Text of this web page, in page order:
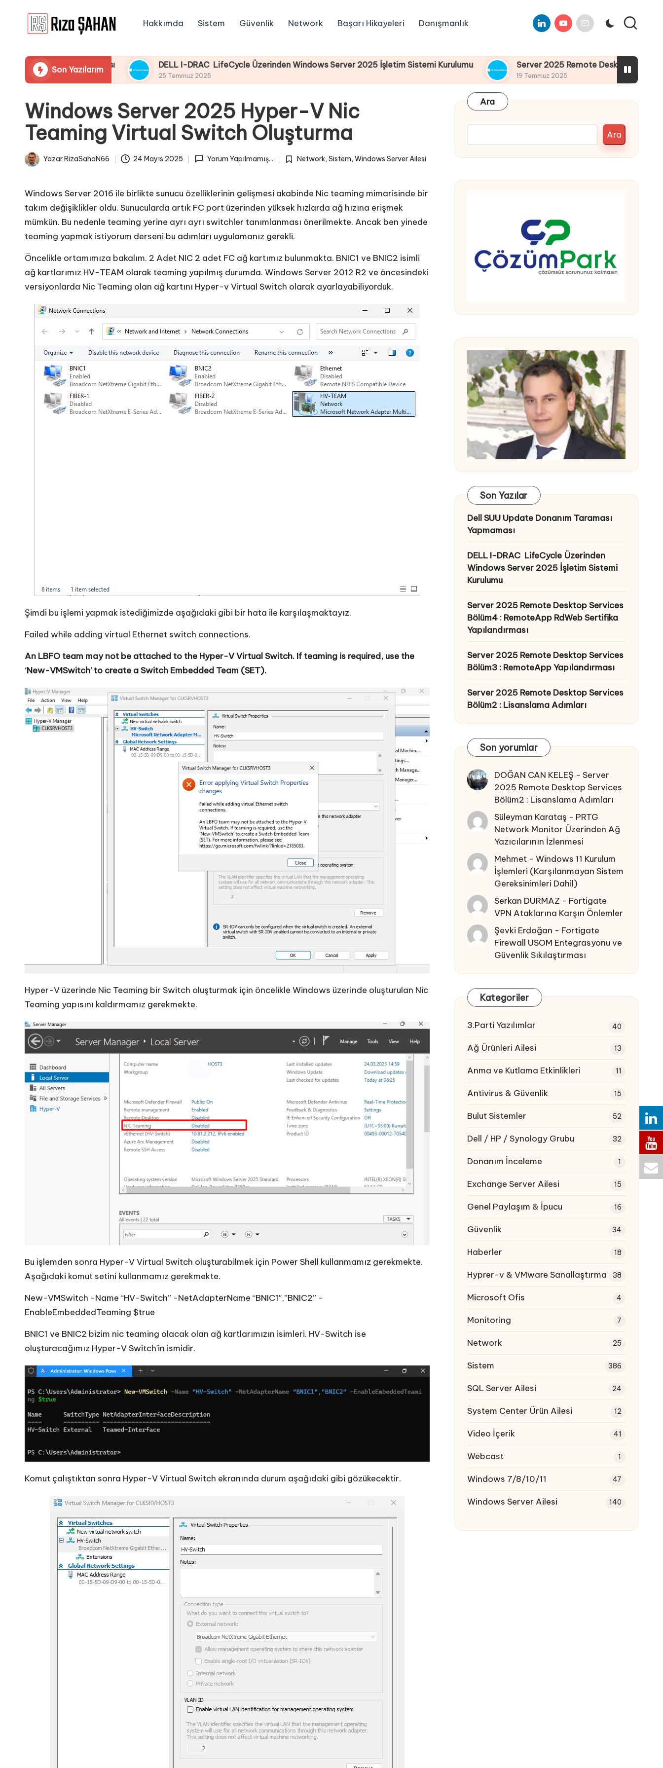
content
ı
z
a
Ş
A
H
N
Bilgi
Paylaşım
Portalı
Hakkımda Sistem Güvenlik Network Başarı Hikayeleri Danışmanlık LinkedinYoutube
E-
Mail
Son Yazılarım
Yapmaması DELL I-DRAC LifeCycle Üzerinden Windows Server 2025 İşletim Sistemi Kurulumu
25 Temmuz 2025
Server 2025 Remote Desktop Services Bölüm4
19 Temmuz 2025
Windows Server 2025 Hyper-V Nic
Teaming Virtual Switch Oluşturma
Posted
Yazar RizaSahaN66 24 Mayıs 2025 Yorum Yapılmamış...
Posted
Network, Sistem, Windows Server Ailesi
Windows Server 2016 ile birlikte sunucu özelliklerinin gelişmesi akabinde Nic teaming mimarisinde bir
takım değişiklikler oldu. Sunucularda artık FC port üzerinden yüksek hızlarda ağ hızına erişmek
mümkün. Bu nedenle teaming yerine ayrı ayrı switchler tanımlanması önerilmekte. Ancak ben yinede
teaming yapmak istiyorum derseni bu adımları uygulamanız gerekli.
Öncelikle ortamımıza bakalım. 2 Adet NIC 2 adet FC ağ kartımız bulunmakta. BNIC1 ve BNIC2 isimli
ağ kartlarımız HV-TEAM olarak teaming yapılmış durumda. Windows Server 2012 R2 ve öncesindeki
versiyonlarda Nic Teaming olan ağ kartını Hyper-v Virtual Switch olarak ayarlayabiliyorduk.
Şimdi bu işlemi yapmak istediğimizde aşağıdaki gibi bir hata ile karşılaşmaktayız.
Failed while adding virtual Ethernet switch connections.
An LBFO team may not be attached to the Hyper-V Virtual Switch. If teaming is required, use the
‘New-VMSwitch’ to create a Switch Embedded Team (SET).
Hyper-V üzerinde Nic Teaming bir Switch oluşturmak için öncelikle Windows üzerinde oluşturulan Nic
Teaming yapısını kaldırmamız gerekmekte.
Bu işlemden sonra Hyper-V Virtual Switch oluşturabilmek için Power Shell kullanmamız gerekmekte.
Aşağıdaki komut setini kullanmamız gerekmekte.
New-VMSwitch -Name “HV-Switch” -NetAdapterName “BNIC1″,”BNIC2” -
EnableEmbeddedTeaming $true
BNIC1 ve BNIC2 bizim nic teaming olacak olan ağ kartlarımızın isimleri. HV-Switch ise
oluşturacağımız Hyper-V Switch’in ismidir.
Komut çalıştıktan sonra Hyper-V Virtual Switch ekranında durum aşağıdaki gibi gözükecektir.
Ara
Ara
Son Yazılar
Dell SUU Update Donanım Taraması
Yapmaması
DELL I-DRAC LifeCycle Üzerinden
Windows Server 2025 İşletim Sistemi
Kurulumu
Server 2025 Remote Desktop Services
Bölüm4 : RemoteApp RdWeb Sertifika
Yapılandırması
Server 2025 Remote Desktop Services
Bölüm3 : RemoteApp Yapılandırması
Server 2025 Remote Desktop Services
Bölüm2 : Lisanslama Adımları
Son yorumlar
DOĞAN CAN KELEŞ -Server
2025 Remote Desktop Services
Bölüm2 : Lisanslama Adımları
Süleyman Karataş - PRTG
Network Monitor Üzerinden Ağ
Yazıcılarının İzlenmesi
Mehmet -Windows 11 Kurulum
İşlemleri (Karşılanmayan Sistem
Gereksinimleri Dahil)
Serkan DURMAZ - Fortigate
VPN Ataklarına Karşın Önlemler
Şevki Erdoğan - Fortigate
Firewall USOM Entegrasyonu ve
Güvenlik Sıkılaştırması
Kategoriler
3.Parti Yazılımlar 40
Ağ Ürünleri Ailesi 13
Anma ve Kutlama Etkinlikleri 11
Antivirus & Güvenlik 15
Bulut Sistemler 52
Dell / HP / Synology Grubu 32
Donanım İnceleme 1
Exchange Server Ailesi 15
Genel Paylaşım & İpucu 16
Güvenlik 34
Haberler 18
Hyprer-v & VMware Sanallaştırma 38
Microsoft Ofis 4
Monitoring 7
Network 25
Sistem 386
SQL Server Ailesi 24
System Center Ürün Ailesi 12
Video İçerik 41
Webcast 1
Windows 7/8/10/11 47
Windows Server Ailesi 140